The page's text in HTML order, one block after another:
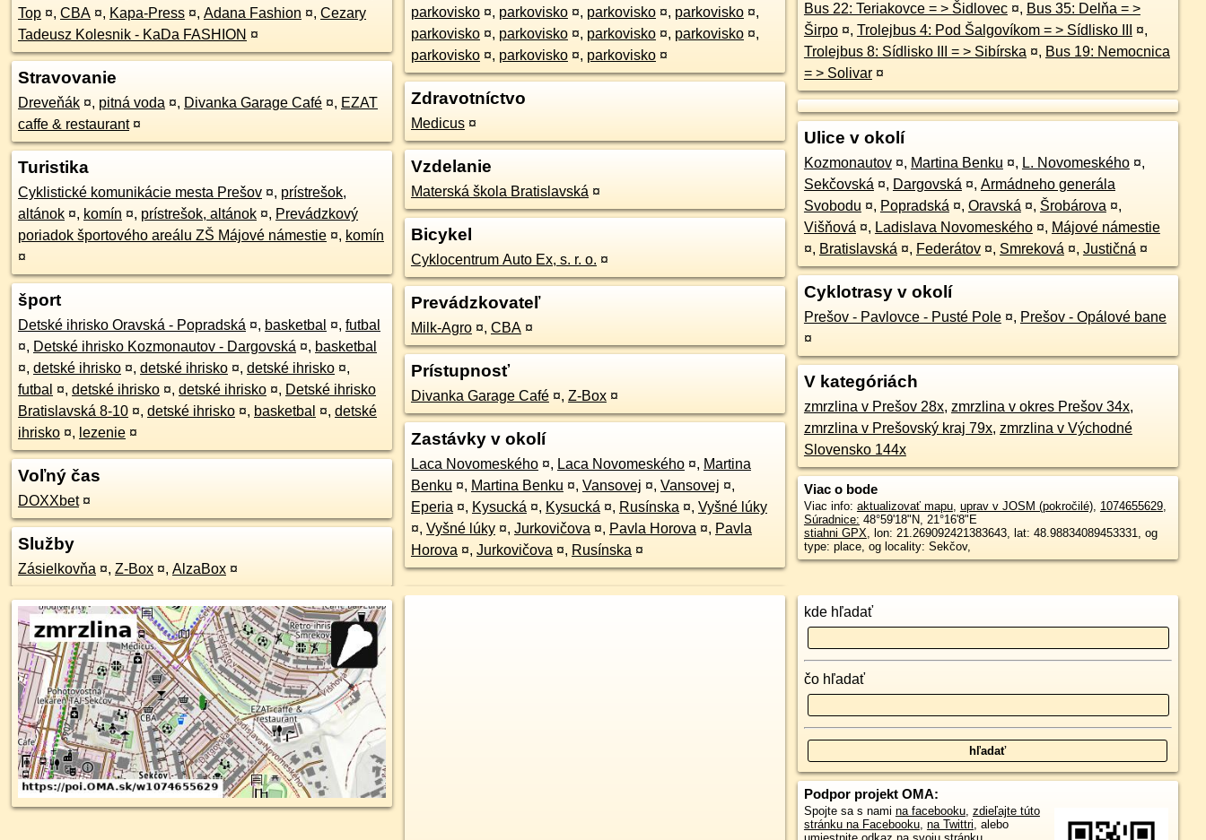
Top ¤, CBA ¤, Kapa-Press ¤, Adana Fashion ¤, Cezary
Tadeusz Kolesnik - KaDa FASHION ¤
Stravovanie
Dreveňák ¤, pitná voda ¤, Divanka Garage Café ¤, EZAT
caffe & restaurant ¤
Turistika
Cyklistické komunikácie mesta Prešov ¤, prístrešok,
altánok ¤, komín ¤, prístrešok, altánok ¤, Prevádzkový
poriadok športového areálu ZŠ Májové námestie ¤, komín
¤
šport
Detské ihrisko Oravská - Popradská ¤, basketbal ¤, futbal
¤, Detské ihrisko Kozmonautov - Dargovská ¤, basketbal
¤, detské ihrisko ¤, detské ihrisko ¤, detské ihrisko ¤,
futbal ¤, detské ihrisko ¤, detské ihrisko ¤, Detské ihrisko
Bratislavská 8-10 ¤, detské ihrisko ¤, basketbal ¤, detské
ihrisko ¤, lezenie ¤
Voľný čas
DOXXbet ¤
Služby
Zásielkovňa ¤, Z-Box ¤, AlzaBox ¤
parkovisko ¤, parkovisko ¤, parkovisko ¤, parkovisko ¤,
parkovisko ¤, parkovisko ¤, parkovisko ¤, parkovisko ¤,
parkovisko ¤, parkovisko ¤, parkovisko ¤
Zdravotníctvo
Medicus ¤
Vzdelanie
Materská škola Bratislavská ¤
Bicykel
Cyklocentrum Auto Ex, s. r. o. ¤
Prevádzkovateľ
Milk-Agro ¤, CBA ¤
Prístupnosť
Divanka Garage Café ¤, Z-Box ¤
Zastávky v okolí
Laca Novomeského ¤, Laca Novomeského ¤, Martina
Benku ¤, Martina Benku ¤, Vansovej ¤, Vansovej ¤,
Eperia ¤, Kysucká ¤, Kysucká ¤, Rusínska ¤, Vyšné lúky
¤, Vyšné lúky ¤, Jurkovičova ¤, Pavla Horova ¤, Pavla
Horova ¤, Jurkovičova ¤, Rusínska ¤
Bus 22: Teriakovce = > Šidlovec ¤, Bus 35: Delňa = >
Širpo ¤, Trolejbus 4: Pod Šalgovíkom = > Sídlisko III ¤,
Trolejbus 8: Sídlisko III = > Sibírska ¤, Bus 19: Nemocnica
= > Solivar ¤
Ulice v okolí
Kozmonautov ¤, Martina Benku ¤, L. Novomeského ¤,
Sekčovská ¤, Dargovská ¤, Armádneho generála
Svobodu ¤, Popradská ¤, Oravská ¤, Šrobárova ¤,
Višňová ¤, Ladislava Novomeského ¤, Májové námestie
¤, Bratislavská ¤, Federátov ¤, Smreková ¤, Justičná ¤
Cyklotrasy v okolí
Prešov - Pavlovce - Pusté Pole ¤, Prešov - Opálové bane
¤
V kategóriách
zmrzlina v Prešov 28x, zmrzlina v okres Prešov 34x,
zmrzlina v Prešovský kraj 79x, zmrzlina v Východné
Slovensko 144x
Viac o bode
Viac info: aktualizovať mapu, uprav v JOSM (pokročilé), 1074655629,
Súradnice: 48°59'18"N, 21°16'8"E
stiahni GPX, lon: 21.269092421383643, lat: 48.98834089453331, og
type: place, og locality: Sekčov,
kde hľadať
čo hľadať
Podpor projekt OMA:
Spojte sa s nami na facebooku, zdieľajte túto
stránku na Facebooku, na Twittri, alebo